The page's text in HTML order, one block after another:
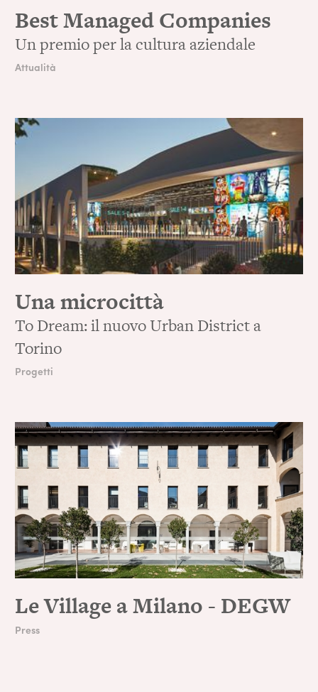
Best Managed Companies
Un premio per la cultura aziendale
Attualità
Una microcittà
To Dream: il nuovo Urban District a
Torino
Progetti
Le Village a Milano - DEGW
Press